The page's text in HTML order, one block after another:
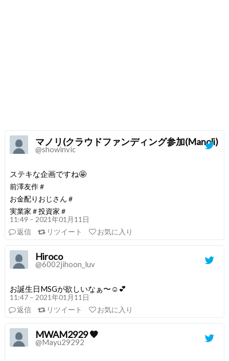
マノリ(クラウドファンディング参加(Manoli)
@showinvic
ステキな企画ですね🤩
前澤友作＃
お金配りおじさん＃
実業家＃投資家＃
11:49 – 2021年01月11日
返信
リツイート お気に入り
Hiroco
@6002jihoon_luv
お誕生日MSGが欲しいなぁ〜☺️💕
11:47 – 2021年01月11日
返信
リツイート お気に入り
MWAM2929 🧡
@Mayu29292